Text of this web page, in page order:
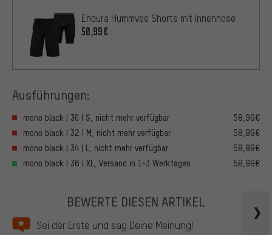
Endura Hummvee Shorts mit Innenhose
50,99€
Ausführungen:
mono black | 30 | S, nicht mehr verfügbar
58,99€
mono black | 32 | M, nicht mehr verfügbar
58,99€
mono black | 34 | L, nicht mehr verfügbar
58,99€
mono black | 36 | XL, Versand in 1-3 Werktagen
58,99€
BEWERTE DIESEN ARTIKEL
Sei der Erste und sag Deine Meinung!